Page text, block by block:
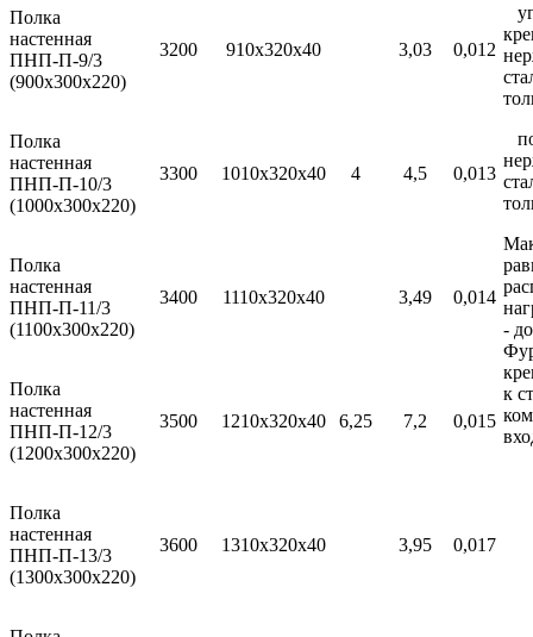
-
к
Полка
настенная
ПНП-П-9/3
(900х300х220)
3200 910х320х40 3,03 0,012
Полка
настенная
ПНП-П-10/3
(1000х300х220)
3300 1010х320х40 4 4,5 0,013
Полка
настенная
ПНП-П-11/3
(1100х300х220)
3400 1110х320х40 3,49 0,014
Полка
настенная
ПНП-П-12/3
(1200х300х220)
3500 1210х320х40 6,25 7,2 0,015
Полка
настенная
ПНП-П-13/3
(1300х300х220)
3600 1310х320х40 3,95 0,017